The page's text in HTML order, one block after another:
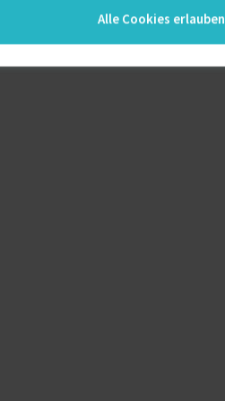
Alle Cookies erlauben